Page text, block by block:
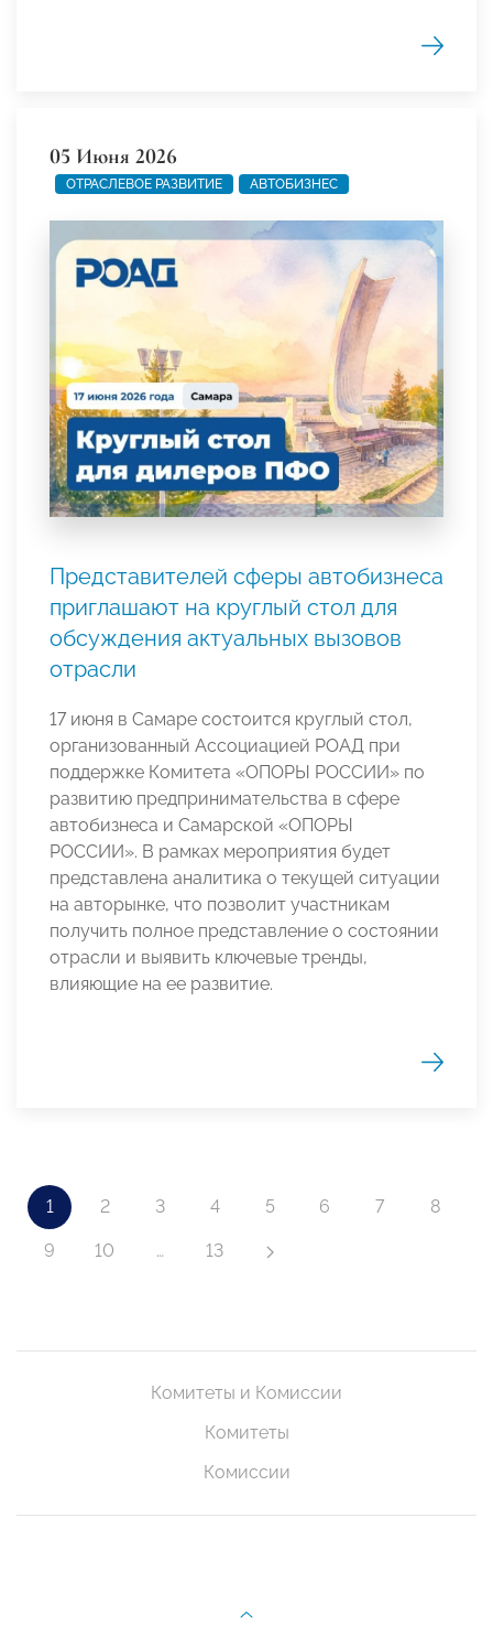
05 Июня 2026
ОТРАСЛЕВОЕ РАЗВИТИЕ АВТОБИЗНЕС
Представителей сферы автобизнеса
приглашают на круглый стол для
обсуждения актуальных вызовов
отрасли
17 июня в Самаре состоится круглый стол,
организованный Ассоциацией РОАД при
поддержке Комитета «ОПОРЫ РОССИИ» по
развитию предпринимательства в сфере
автобизнеса и Самарской «ОПОРЫ
РОССИИ». В рамках мероприятия будет
представлена аналитика о текущей ситуации
на авторынке, что позволит участникам
получить полное представление о состоянии
отрасли и выявить ключевые тренды,
влияющие на ее развитие.
1 2 3 4 5 6 7 8
9 10 … 13
Комитеты и Комиссии
Комитеты
Комиссии